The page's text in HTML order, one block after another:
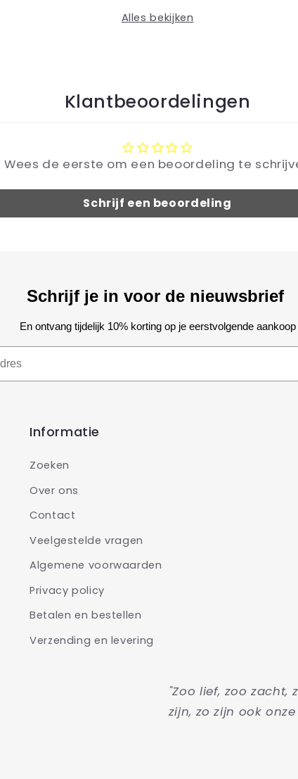
Alles bekijken
Klantbeoordelingen
Wees de eerste om een beoordeling te
Schrijf een beoordeling
Schrijf je in voor de nieuwsbrief
En ontvang tijdelijk 10% korting op je eerstvolgende aankoop
Informatie
Zoeken
Over ons
Contact
Veelgestelde vragen
Algemene voorwaarden
Privacy policy
Betalen en bestellen
Verzending en levering
"Zoo lief, zoo zacht,
zijn, zo zijn ook